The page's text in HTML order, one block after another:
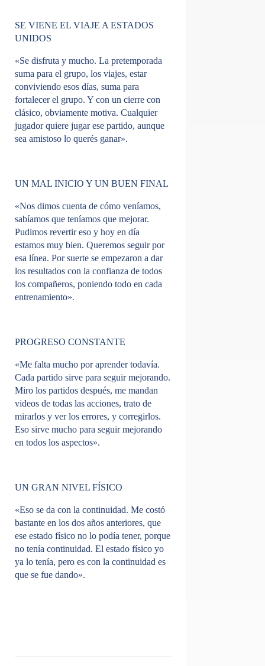
SE VIENE EL VIAJE A ESTADOS
UNIDOS
«Se disfruta y mucho. La pretemporada
suma para el grupo, los viajes, estar
conviviendo esos días, suma para
fortalecer el grupo. Y con un cierre con
clásico, obviamente motiva. Cualquier
jugador quiere jugar ese partido, aunque
sea amistoso lo querés ganar».
UN MAL INICIO Y UN BUEN FINAL
«Nos dimos cuenta de cómo veníamos,
sabíamos que teníamos que mejorar.
Pudimos revertir eso y hoy en día
estamos muy bien. Queremos seguir por
esa línea. Por suerte se empezaron a dar
los resultados con la confianza de todos
los compañeros, poniendo todo en cada
entrenamiento».
PROGRESO CONSTANTE
«Me falta mucho por aprender todavía.
Cada partido sirve para seguir mejorando.
Miro los partidos después, me mandan
videos de todas las acciones, trato de
mirarlos y ver los errores, y corregirlos.
Eso sirve mucho para seguir mejorando
en todos los aspectos».
UN GRAN NIVEL FÍSICO
«Eso se da con la continuidad. Me costó
bastante en los dos años anteriores, que
ese estado físico no lo podía tener, porque
no tenía continuidad. El estado físico yo
ya lo tenía, pero es con la continuidad es
que se fue dando».